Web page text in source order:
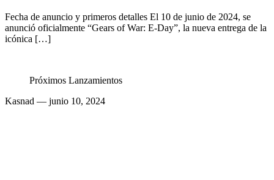
Fecha de anuncio y primeros detalles El 10 de junio de 2024, se
anunció oficialmente “Gears of War: E-Day”, la nueva entrega de la
icónica […]
Próximos Lanzamientos
Kasnad — junio 10, 2024